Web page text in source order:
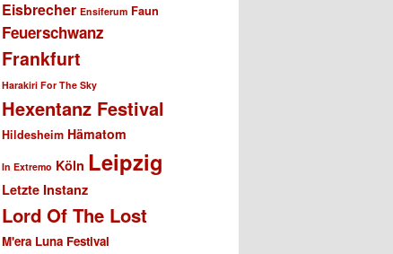
Eisbrecher Ensiferum Faun
Feuerschwanz
Frankfurt
Harakiri For The Sky
Hexentanz Festival
Hildesheim Hämatom
In Extremo Köln Leipzig
Letzte Instanz
Lord Of The Lost
M'era Luna Festival